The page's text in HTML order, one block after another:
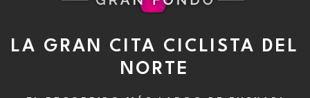
LA GRAN CITA CICLISTA DEL
NORTE